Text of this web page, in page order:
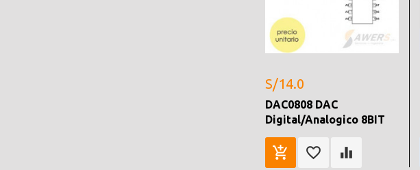
S/14.0
DAC0808 DAC
Digital/Analogico 8BIT